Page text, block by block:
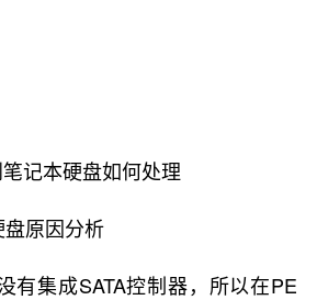
原因分析
有集成SATA控制器，所以在PE